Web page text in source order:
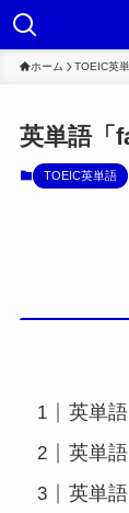
ホーム TOEIC英
英単語「
TOEIC英単語
英単
英単
英単